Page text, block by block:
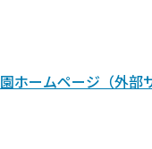
ホームページ（外部